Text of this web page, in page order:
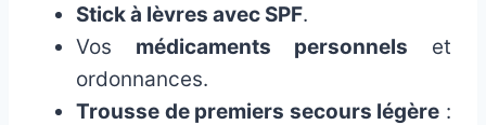
Stick à lèvres avec SPF.
Vos médicaments personnels et
ordonnances.
Trousse de premiers secours légère :